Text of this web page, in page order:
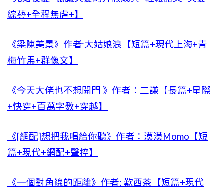
綜藝+全程無虐+】
《梁陳美景》作者:大姑娘浪【短篇+現代上海+青
梅竹馬+群像文】
《今天大佬也不想開門 》作者：二謙【長篇+星際
+快穿+百萬字數+穿越】
《[網配]想把我唱給你聽》作者：漠漠Momo【短
篇+現代+網配+聲控】
《一個對角線的距離》作者: 歎西茶【短篇+現代